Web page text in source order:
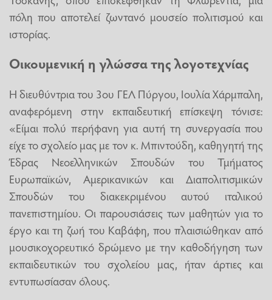
πόλη που αποτελεί ζωντανό μουσείο πολιτισμού και
ιστορίας.
Οικουμενική η γλώσσα της λογοτεχνίας
Η διευθύντρια του 3ου ΓΕΛ Πύργου, Ιουλία Χάρμπαλη,
αναφερόμενη στην εκπαιδευτική επίσκεψη τόνισε:
«Είμαι πολύ περήφανη για αυτή τη συνεργασία που
είχε το σχολείο μας με τον κ. Μπιντούδη, καθηγητή της
Έδρας Νεοελληνικών Σπουδών του Τμήματος
Ευρωπαϊκών, Αμερικανικών και Διαπολιτισμικών
Σπουδών του διακεκριμένου αυτού ιταλικού
πανεπιστημίου. Οι παρουσιάσεις των μαθητών για το
έργο και τη ζωή του Καβάφη, που πλαισιώθηκαν από
μουσικοχορευτικό δρώμενο με την καθοδήγηση των
εκπαιδευτικών του σχολείου μας, ήταν άρτιες και
εντυπωσίασαν όλους.